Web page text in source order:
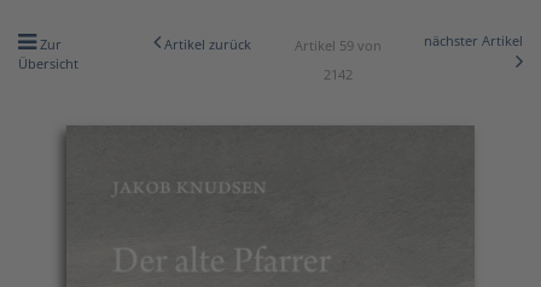
Zur
Übersicht
Artikel zurück
Artikel 59 von
2142
nächster Artikel